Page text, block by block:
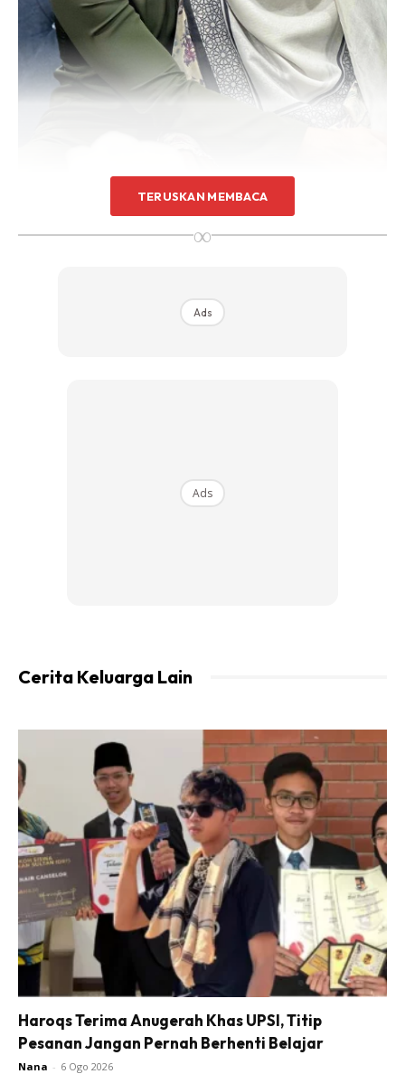
memaklumkan bahawa Mak Ros (panggilan ibu Khai)
“Proses solat jenazah akan diadakan pada 3 Jan di Masjid
Ads
Sementara itu, menurut perkongsian adik Khai, Syakira
Baharuddin, ibu tercinta mereka meninggal dunia dalam
keadaan tidur.
“Mohon sedekah al-Fatihah buat ibunda tercinta Rosnah
binti Mohamad. Mak pergi dalam keadaan tidur,” tulisnya.
TERUSKAN MEMBACA
∞
Ads
Ads
Cerita Keluarga Lain
Haroqs Terima Anugerah Khas UPSI, Titip
Pesanan Jangan Pernah Berhenti Belajar
Nana - 6 Ogo 2026